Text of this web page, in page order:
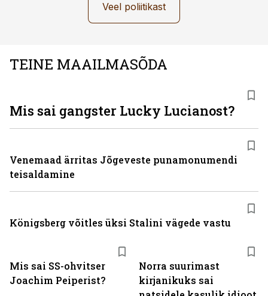
Veel poliitikast
TEINE MAAILMASÕDA
Mis sai SS-ohvitser
Joachim Peiperist?
Norra suurimast
kirjanikuks sai
Mis sai gangster Lucky Lucianost?
Venemaad ärritas Jõgeveste punamonumendi
teisaldamine
Königsberg võitles üksi Stalini vägede vastu